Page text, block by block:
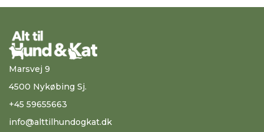
Marsvej 9
4500 Nykøbing Sj.
+45 59655663
info@alttilhundogkat.dk